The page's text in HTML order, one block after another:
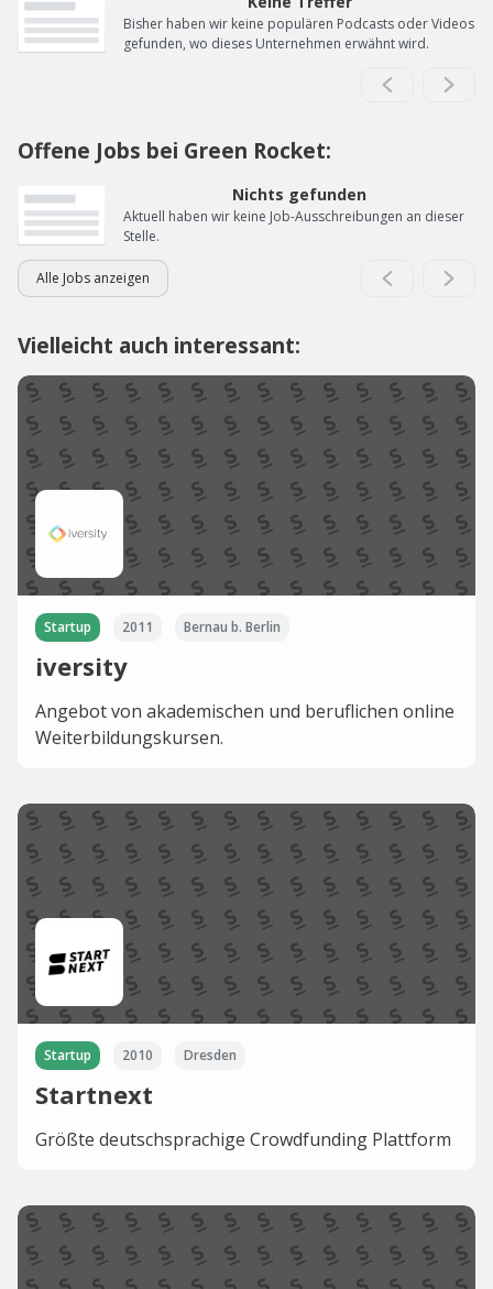
Bisher haben wir keine populären Podcasts oder Videos
gefunden, wo dieses Unternehmen erwähnt wird.
Offene Jobs bei Green Rocket:
Nichts gefunden
Aktuell haben wir keine Job-Ausschreibungen an dieser
Stelle.
Alle Jobs anzeigen
Vielleicht auch interessant:
Startup 2011 Bernau b. Berlin
iversity
Angebot von akademischen und beruflichen online
Weiterbildungskursen.
Startup 2010 Dresden
Startnext
Größte deutschsprachige Crowdfunding Plattform